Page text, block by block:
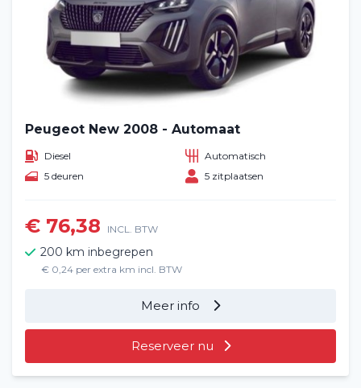
Peugeot New 2008 - Automaat
Diesel
Automatisch
5 deuren
5 zitplaatsen
€ 76,38 INCL. BTW
200 km inbegrepen
€ 0,24 per extra km incl. BTW
Meer info
Reserveer nu